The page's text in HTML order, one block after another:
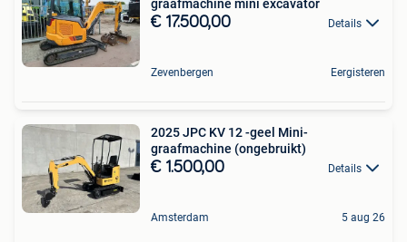
graafmachine mini excavator
€ 17.500,00 Details
Zevenbergen Eergisteren
2025 JPC KV 12 -geel Mini-
graafmachine (ongebruikt)
€ 1.500,00 Details
Amsterdam 5 aug 26